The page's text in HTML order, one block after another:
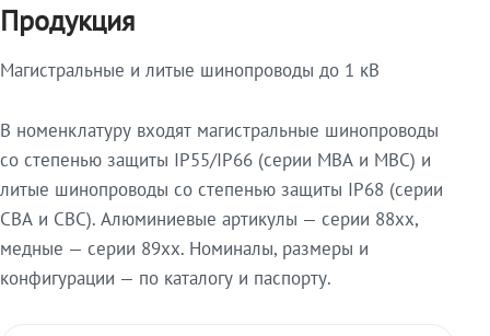
Продукция
Магистральные и литые шинопроводы до 1 кВ
В номенклатуру входят магистральные шинопроводы
со степенью защиты IP55/IP66 (серии МВА и МВС) и
литые шинопроводы со степенью защиты IP68 (серии
СВА и СВС). Алюминиевые артикулы — серии 88xx,
медные — серии 89xx. Номиналы, размеры и
конфигурации — по каталогу и паспорту.